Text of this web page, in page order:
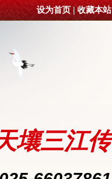
设为首页 收藏本站
壤三江传